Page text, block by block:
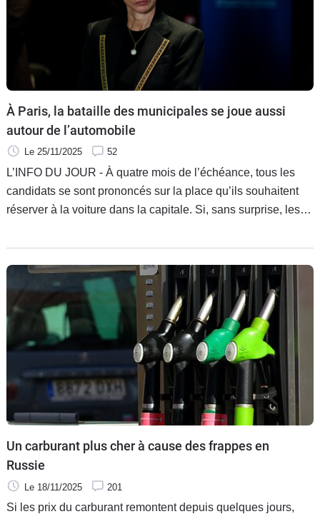
À Paris, la bataille des municipales se joue aussi
autour de l’automobile
Le 25/11/2025 52
L’INFO DU JOUR - À quatre mois de l’échéance, tous les
candidats se sont prononcés sur la place qu’ils souhaitent
réserver à la voiture dans la capitale. Si, sans surprise, les
comme le centre droit n’y sont pas si favorables que ça. Une
position et une prudence somme toute logique.
Un carburant plus cher à cause des frappes en
Russie
Le 18/11/2025 201
Si les prix du carburant remontent depuis quelques jours,